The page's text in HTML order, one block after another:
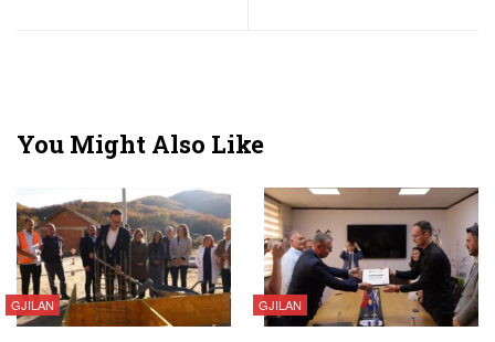
You Might Also Like
GJILAN GJILAN